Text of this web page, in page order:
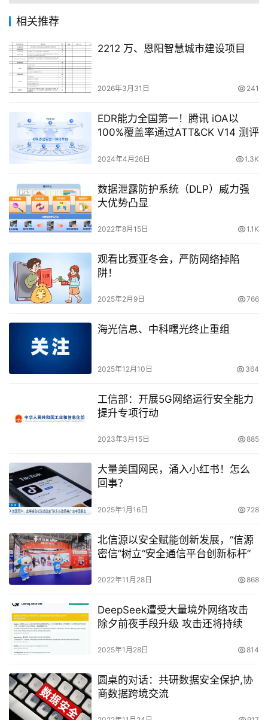
相关推荐
2212 万、恩阳智慧城市建设项目
2026年3月31日 241
EDR能力全国第一！腾讯 iOA以
100%覆盖率通过ATT&CK V14 测评
2024年4月26日 1.3K
数据泄露防护系统（DLP）威力强
大优势凸显
2022年8月15日 1.1K
观看比赛亚冬会，严防网络掉陷
阱！
2025年2月9日 766
海光信息、中科曙光终止重组
2025年12月10日 364
工信部：开展5G网络运行安全能力
提升专项行动
2023年3月15日 885
大量美国网民，涌入小红书！怎么
回事？
2025年1月16日 728
北信源以安全赋能创新发展，“信源
密信”树立“安全通信平台创新标杆”
2022年11月28日 868
DeepSeek遭受大量境外网络攻击
除夕前夜手段升级 攻击还将持续
2025年1月28日 814
圆桌的对话：共研数据安全保护,协
商数据跨境交流